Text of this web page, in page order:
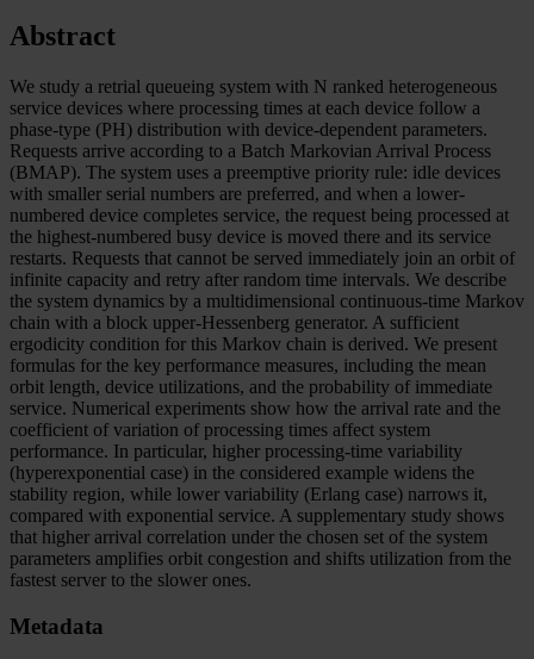
Abstract
We study a retrial queueing system with N ranked heterogeneous
service devices where processing times at each device follow a
phase-type (PH) distribution with device-dependent parameters.
Requests arrive according to a Batch Markovian Arrival Process
(BMAP). The system uses a preemptive priority rule: idle devices
with smaller serial numbers are preferred, and when a lower-
numbered device completes service, the request being processed at
the highest-numbered busy device is moved there and its service
restarts. Requests that cannot be served immediately join an orbit of
infinite capacity and retry after random time intervals. We describe
the system dynamics by a multidimensional continuous-time Markov
chain with a block upper-Hessenberg generator. A sufficient
ergodicity condition for this Markov chain is derived. We present
formulas for the key performance measures, including the mean
orbit length, device utilizations, and the probability of immediate
service. Numerical experiments show how the arrival rate and the
coefficient of variation of processing times affect system
performance. In particular, higher processing-time variability
(hyperexponential case) in the considered example widens the
stability region, while lower variability (Erlang case) narrows it,
compared with exponential service. A supplementary study shows
that higher arrival correlation under the chosen set of the system
parameters amplifies orbit congestion and shifts utilization from the
fastest server to the slower ones.
Metadata